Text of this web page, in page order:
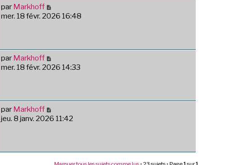
par Markhoff
mer. 18 févr. 2026 16:48
par Markhoff
mer. 18 févr. 2026 14:33
par Markhoff
jeu. 8 janv. 2026 11:42